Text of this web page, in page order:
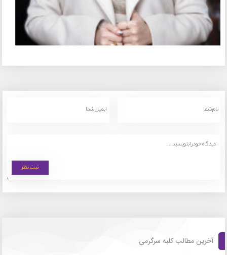
آخرین مطالب کلبه سرگرمی